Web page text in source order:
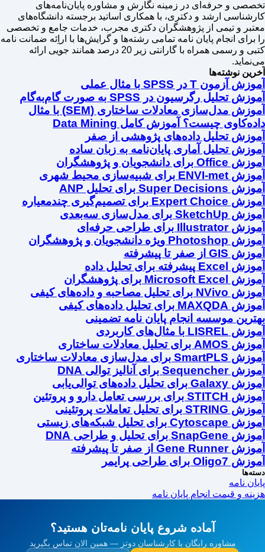
تخصصی و حرفه‌ای در زمینه نگارش و مشاوره پایان‌نامه‌های
کارشناسی ارشد و دکتری، با همکاری اساتید برجسته دانشگاه‌های
معتبر و تیمی از پژوهشگران دکتری مجرب، خدمات جامع و تخصصی
را برای انجام پایان نامه تمامی رشته‌ها و گرایش‌ها با اراِئه ضمانت نامه
کتبی و رسمی همراه با گارانتی زیر 20 درصد همانند جویی ارائه
می‌نماید.
آخرین نوشته‌ها
آموزش آزمون T در SPSS با مثال عملی
آموزش تحلیل رگرسیون در SPSS به صورت گام‌به‌گام
آموزش مدل‌سازی معادلات ساختاری (SEM) با مثال
داده‌کاوی چیست؟ آموزش کامل Data Mining
آموزش تحلیل داده‌های پژوهشی از صفر
آموزش تحلیل آماری پایان‌نامه به زبان ساده
آموزش Office برای دانشجویان و پژوهشگران
آموزش ENVI-met برای شبیه‌سازی محیط شهری
آموزش Super Decisions برای تحلیل ANP
آموزش Expert Choice برای تصمیم‌گیری چندمعیاره
آموزش SketchUp برای مدل‌سازی سه‌بعدی
آموزش Illustrator برای طراحی حرفه‌ای
آموزش Photoshop ویژه دانشجویان و پژوهشگران
آموزش GIS از صفر تا پیشرفته
آموزش Excel پیشرفته برای تحلیل داده
آموزش Microsoft Excel برای پژوهشگران
آموزش NVivo برای تحلیل مصاحبه و داده‌های کیفی
آموزش MAXQDA برای تحلیل داده‌های کیفی
بهترین موسسه انجام پایان نامه تضمینی
آموزش LISREL با مثال‌های کاربردی
آموزش AMOS برای تحلیل معادلات ساختاری
آموزش SmartPLS برای مدل‌سازی معادلات ساختاری
آموزش Sequencher برای آنالیز توالی DNA
آموزش Galaxy برای تحلیل داده‌های توالی‌یابی
آموزش STITCH برای بررسی تعامل دارو و پروتئین
آموزش STRING برای تحلیل تعاملات پروتئینی
آموزش Cytoscape برای تحلیل شبکه‌های زیستی
آموزش SnapGene برای تحلیل و طراحی DNA
آموزش Gene Runner از صفر تا پیشرفته
آموزش Oligo7 برای طراحی پرایمر
دسته‌ها
پایان نامه
هزینه و قیمت انجام پایان نامه
آماده شروع پایان نامه‌تان هستید؟
مشاوره رایگان با کارشناسان دوتز — همین الان تماس بگیرید